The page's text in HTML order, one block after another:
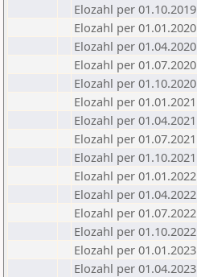
Elozahl per 01.10.2019
Elozahl per 01.01.2020
Elozahl per 01.04.2020
Elozahl per 01.07.2020
Elozahl per 01.10.2020
Elozahl per 01.01.2021
Elozahl per 01.04.2021
Elozahl per 01.07.2021
Elozahl per 01.10.2021
Elozahl per 01.01.2022
Elozahl per 01.04.2022
Elozahl per 01.07.2022
Elozahl per 01.10.2022
Elozahl per 01.01.2023
Elozahl per 01.04.2023